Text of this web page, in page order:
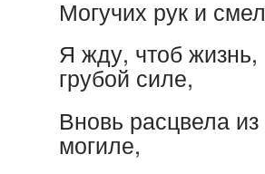
Могучих рук и
Я жду, чтоб
грубой силе,
Вновь расцвела
могиле,